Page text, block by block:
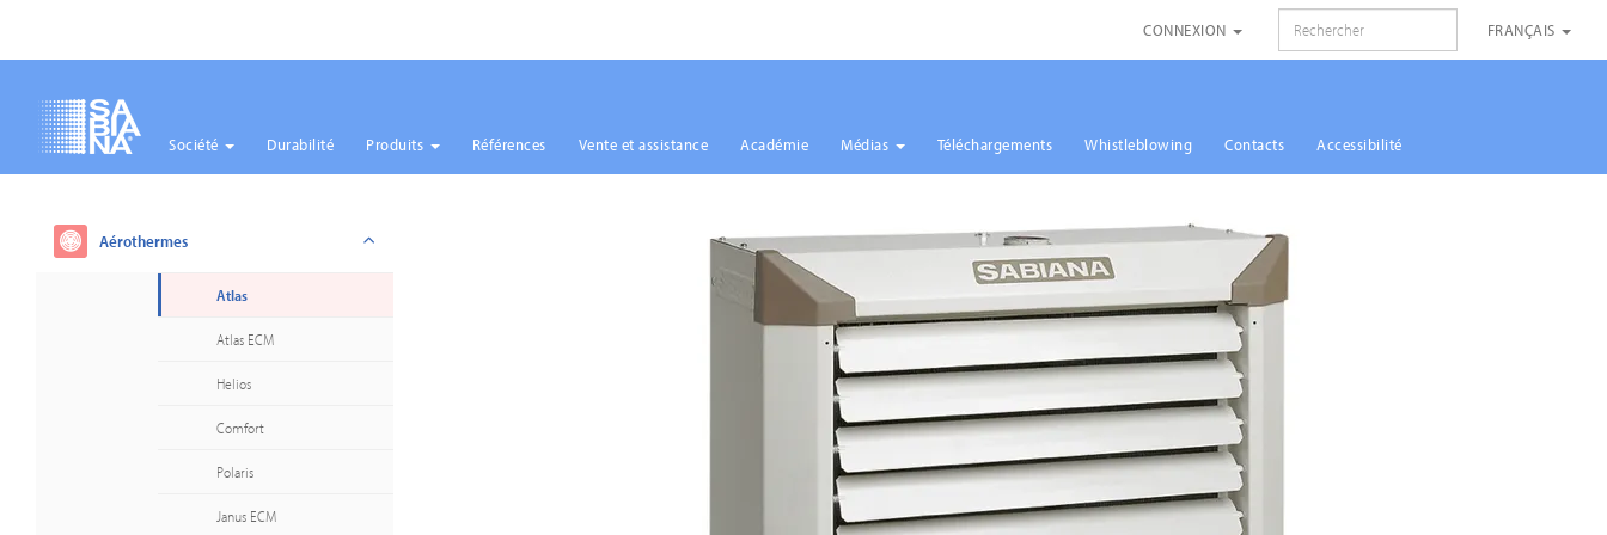
CONNEXION FRANÇAIS
Société Durabilité Produits Références Vente et assistance Académie Médias Téléchargements Whistleblowing Contacts Accessibilité
Aérothermes
Atlas
Atlas ECM
Helios
Comfort
Polaris
Janus ECM